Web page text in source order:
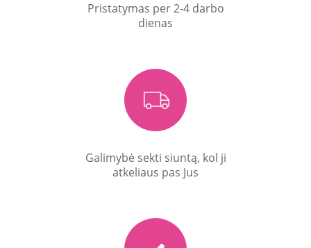
Pristatymas per 2-4 darbo
dienas
Galimybė sekti siuntą, kol ji
atkeliaus pas Jus